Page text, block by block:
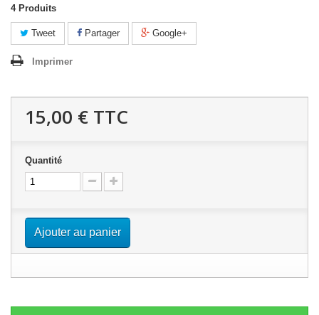
4 Produits
Tweet Partager Google+
Imprimer
15,00 € TTC
Quantité
Ajouter au panier